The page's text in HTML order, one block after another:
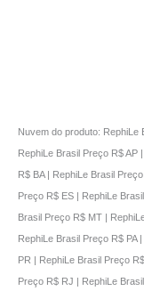
Nuvem do produto: RephiLe
RephiLe Brasil Preço R$ AP
R$ BA | RephiLe Brasil
Preço R$ ES | RephiLe
Brasil Preço R$ MT |
RephiLe Brasil Preço R$ PA
PR | RephiLe Brasil Preço
Preço R$ RJ | RephiLe